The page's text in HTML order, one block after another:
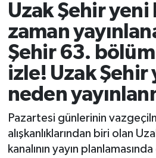
Uzak Şehir
zaman
Şehir 63. bölüm
izle! Uzak
neden
Pazartesi günlerinin
alışkanlıklarından biri olan
kanalının yayın
Esnaf Diyor ki;
ASAYİŞ
BİLİM VE TEKNOLOJİ
EĞİTİM
GENEL
Isparta Trafik Yoğunluk
Süper Lig Puan Durumu
Tüm Manşetler
Son Dakika Haberleri
Haber Arşivi